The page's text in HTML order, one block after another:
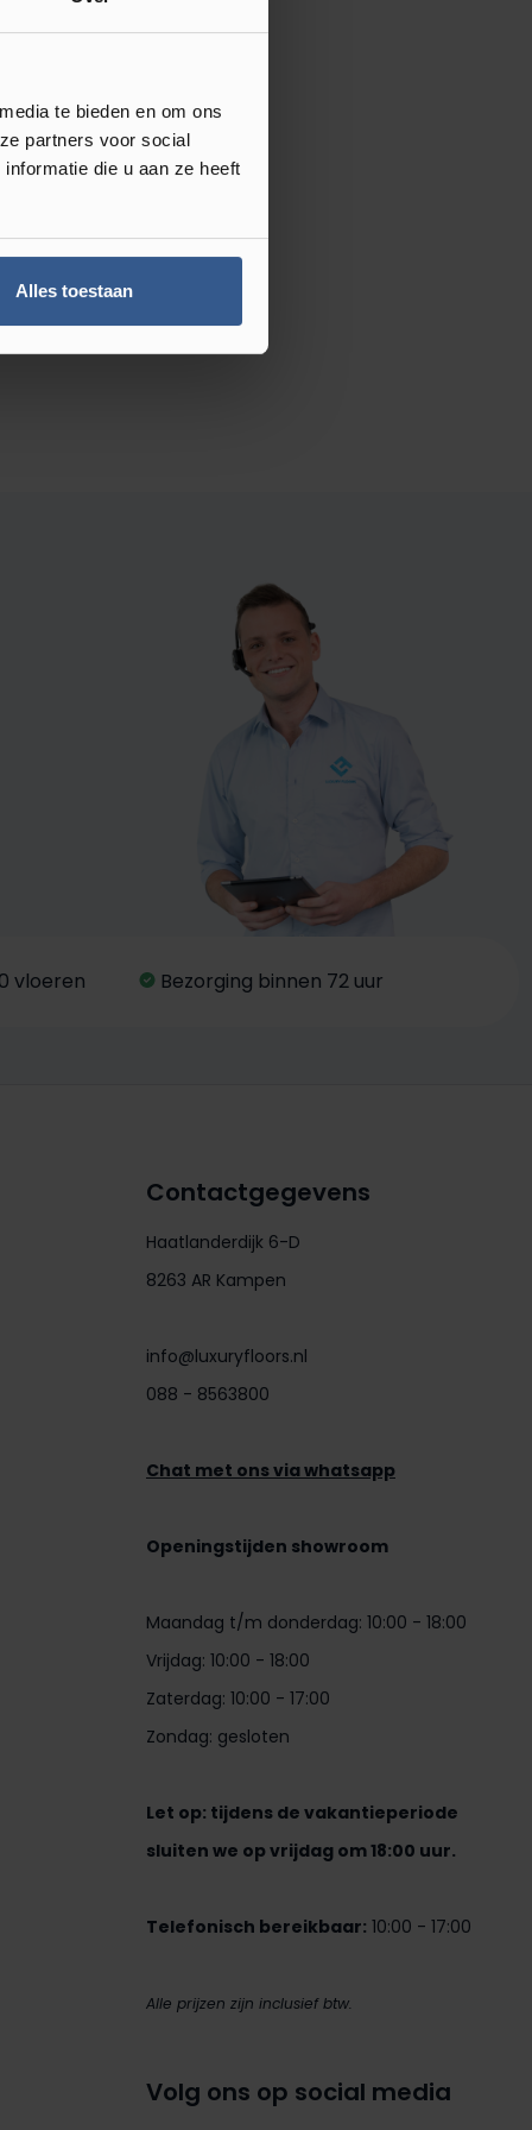
te bieden en om ons
partners voor social
die u aan ze heeft
Alles toestaan
vloeren Bezorging binnen 72 uur
Contactgegevens
Haatlanderdijk 6-D
8263 AR Kampen
info@luxuryfloors.nl
088 - 8563800
Chat met ons via whatsapp
Openingstijden showroom
Maandag t/m donderdag: 10:00 - 18:00
Vrijdag: 10:00 - 18:00
Zaterdag: 10:00 - 17:00
Zondag: gesloten
Let op: tijdens de vakantieperiode
sluiten we op vrijdag om 18:00 uur.
Telefonisch bereikbaar: 10:00 - 17:00
Alle prijzen zijn inclusief btw.
Volg ons op social media